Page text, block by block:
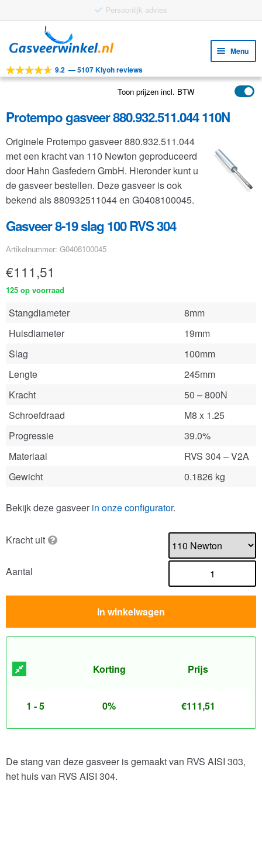
Gratis verzending vanaf €25
door
navigatie
naar
inhoud
Menu
Tools
Toepassingen
Klantenservice
FAQ
9.2 —5107 Kiyoh reviews
Toon prijzen incl. BTW
Protempo gasveer 880.932.511.044 110N
Originele Protempo gasveer 880.932.511.044
met een kracht van 110 Newton geproduceerd
door Hahn Gasfedern GmbH. Hieronder kunt u
de gasveer bestellen. Deze gasveer is ook
bekend als 880932511044 en G0408100045.
Gasveer 8-19 slag 100 RVS 304
Artikelnummer: G0408100045
€111,51
125 op voorraad
Stangdiameter
8mm
Huisdiameter
19mm
Slag
100mm
Lengte
245mm
Kracht
50 – 800N
Schroefdraad
M8 x 1.25
Progressie
39.0%
Materiaal
RVS 304 – V2A
Gewicht
0.1826 kg
Bekijk deze gasveer in onze configurator.
Kracht uit
Aantal
In winkelwagen
Korting Prijs
1 - 5 0% €111,51
De stang van deze gasveer is gemaakt van RVS AISI 303,
het huis van RVS AISI 304.